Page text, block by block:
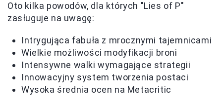
Oto kilka powodów, dla których "Lies of P"
zasługuje na uwagę:
Intrygująca fabuła z mrocznymi tajemnicami
Wielkie możliwości modyfikacji broni
Intensywne walki wymagające strategii
Innowacyjny system tworzenia postaci
Wysoka średnia ocen na Metacritic